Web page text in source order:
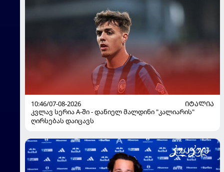
10:46/07-08-2026
ᲘᲢᲐᲚᲘᲐ
კვლავ სერია A-ში - დანიელ მალდინი "კალიარის"
ღირსებას დაიცავს